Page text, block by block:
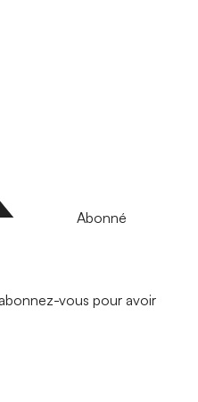
Abonné
vous pour avoir